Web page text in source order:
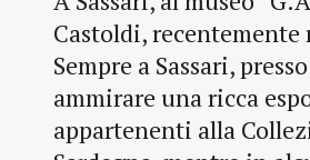
Castoldi,
Sempre a Sassari,
ammirare una ricca
appartenenti alla